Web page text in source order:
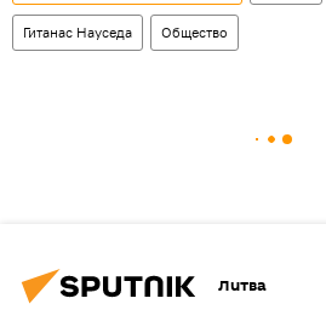
Гитанас Науседа Общество
Литва